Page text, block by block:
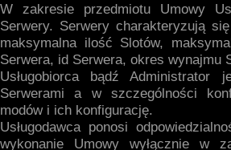
W zakresie przedmiotu Umowy
Serwery. Serwery charakteryzują
maksymalna ilość Slotów,
Serwera, id Serwera, okres wynajmu
Usługobiorca bądź Administrator
Serwerami a w szczególności
modów i ich konfigurację.
Usługodawca ponosi
wykonanie Umowy wyłącznie w